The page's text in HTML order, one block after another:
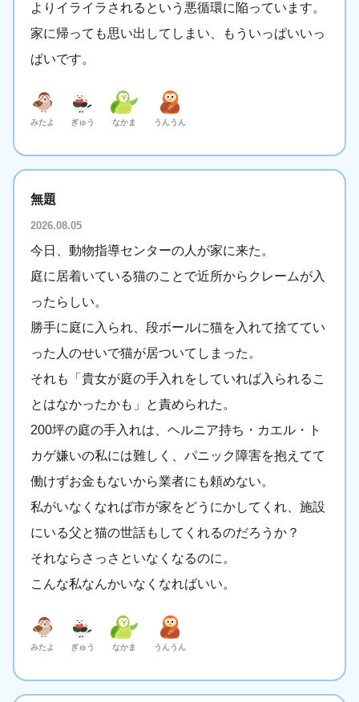
よりイライラされるという悪循環に陥っています。
家に帰っても思い出してしまい、もういっぱいいっ
ぱいです。
みたよ ぎゅう なかま うんうん
無題
2026.08.05
今日、動物指導センターの人が家に来た。
庭に居着いている猫のことで近所からクレームが入
ったらしい。
勝手に庭に入られ、段ボールに猫を入れて捨ててい
った人のせいで猫が居ついてしまった。
それも「貴女が庭の手入れをしていれば入られるこ
とはなかったかも」と責められた。
200坪の庭の手入れは、ヘルニア持ち・カエル・ト
カゲ嫌いの私には難しく、パニック障害を抱えてて
働けずお金もないから業者にも頼めない。
私がいなくなれば市が家をどうにかしてくれ、施設
にいる父と猫の世話もしてくれるのだろうか？
それならさっさといなくなるのに。
こんな私なんかいなくなればいい。
みたよ ぎゅう なかま うんうん